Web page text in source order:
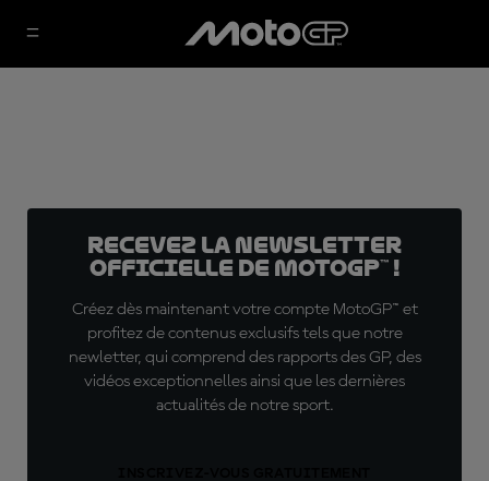
Recevez la Newsletter
officielle de MotoGP™ !
Créez dès maintenant votre compte MotoGP™ et
profitez de contenus exclusifs tels que notre
newletter, qui comprend des rapports des GP, des
vidéos exceptionnelles ainsi que les dernières
actualités de notre sport.